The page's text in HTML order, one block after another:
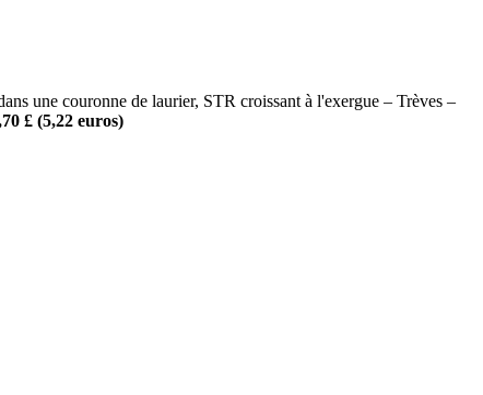
couronne de laurier, STR croissant à l'exergue – Trèves –
£ (5,22 euros)